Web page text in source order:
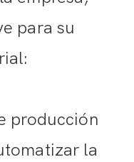
para su
producción
la